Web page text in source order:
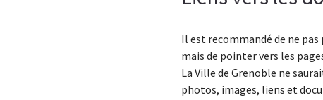
Il est recommandé de ne
mais de pointer vers les
La Ville de Grenoble ne
photos, images, liens et